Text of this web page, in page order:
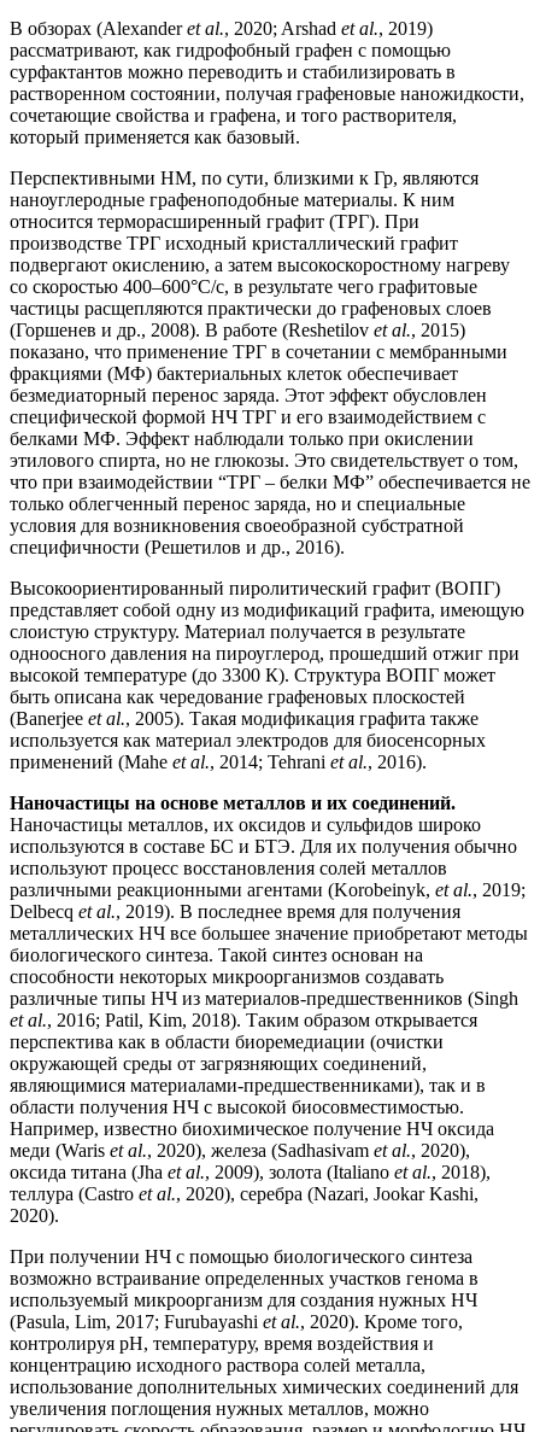
В обзорах (Alexanderet al., 2020; Arshad et al., 2019)
рассматривают, как гидрофобный графен с помощью
сурфактантов можно переводить и стабилизировать в
растворенном состоянии, получая графеновые наножидкости,
сочетающие свойства и графена, и того растворителя,
который применяется как базовый.
Перспективными НМ, по сути, близкими к Гр, являются
наноуглеродные графеноподобные материалы. К ним
относится терморасширенный графит (ТРГ). При
производстве ТРГ исходный кристаллический графит
подвергают окислению, а затем высокоскоростному нагреву
со скоростью 400–600°С/с, в результате чего графитовые
частицы расщепляются практически до графеновых слоев
(Горшенев и др., 2008). В работе (Reshetilov et al., 2015)
показано, что применение ТРГ в сочетании с мембранными
фракциями (МФ) бактериальных клеток обеспечивает
безмедиаторный перенос заряда. Этот эффект обусловлен
специфической формой НЧ ТРГ и его взаимодействием с
белками МФ. Эффект наблюдали только при окислении
этилового спирта, но не глюкозы. Это свидетельствует о том,
что при взаимодействии “ТРГ – белки МФ” обеспечивается не
только облегченный перенос заряда, но и специальные
условия для возникновения своеобразной субстратной
специфичности (Решетилов и др., 2016).
Высокоориентированный пиролитический графит (ВОПГ)
представляет собой одну из модификаций графита, имеющую
слоистую структуру. Материал получается в результате
одноосного давления на пироуглерод, прошедший отжиг при
высокой температуре (до 3300 К). Структура ВОПГ может
быть описана как чередование графеновых плоскостей
(Banerjee et al., 2005). Такая модификация графита также
используется как материал электродов для биосенсорных
применений (Mahe et al., 2014; Tehrani et al., 2016).
Наночастицы на основе металлов и их соединений.
Наночастицы металлов, их оксидов и сульфидов широко
используются в составе БС и БТЭ. Для их получения обычно
используют процесс восстановления солей металлов
различными реакционными агентами (Korobeinyk, et al., 2019;
Delbecq et al., 2019). В последнее время для получения
металлических НЧ все большее значение приобретают методы
биологического синтеза. Такой синтез основан на
способности некоторых микроорганизмов создавать
различные типы НЧ из материалов-предшественников (Singh
et al., 2016; Patil, Kim, 2018). Таким образом открывается
перспектива как в области биоремедиации (очистки
окружающей среды от загрязняющих соединений,
являющимися материалами-предшественниками), так и в
области получения НЧ с высокой биосовместимостью.
Например, известно биохимическое получение НЧ оксида
меди (Waris et al., 2020), железа (Sadhasivam et al., 2020),
оксида титана (Jha et al., 2009), золота (Italiano et al., 2018),
теллура (Castro et al., 2020), серебра (Nazari, Jookar Kashi,
2020).
При получении НЧ с помощью биологического синтеза
возможно встраивание определенных участков генома в
используемый микроорганизм для создания нужных НЧ
(Pasula, Lim, 2017; Furubayashi et al., 2020). Кроме того,
контролируя pH, температуру, время воздействия и
концентрацию исходного раствора солей металла,
использование дополнительных химических соединений для
увеличения поглощения нужных металлов, можно